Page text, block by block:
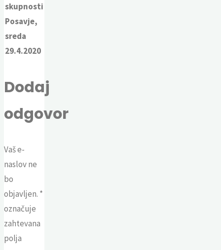
skupnosti
Posavje,
sreda
29.4.2020
Dodaj
odgovor
Vaš e-
naslov ne
bo
objavljen. *
označuje
zahtevana
polja